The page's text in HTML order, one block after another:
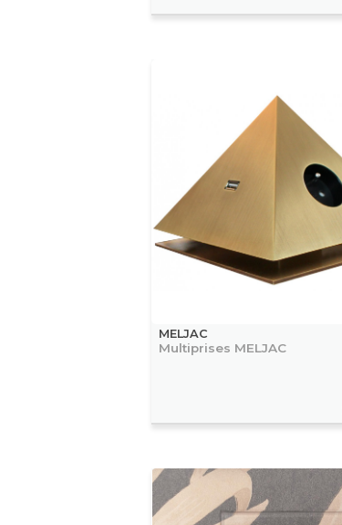
MELJAC
Multiprises MELJAC